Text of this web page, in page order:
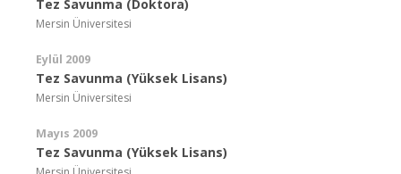
Tez Savunma (Doktora)
Mersin Üniversitesi
Eylül 2009
Tez Savunma (Yüksek Lisans)
Mersin Üniversitesi
Mayıs 2009
Tez Savunma (Yüksek Lisans)